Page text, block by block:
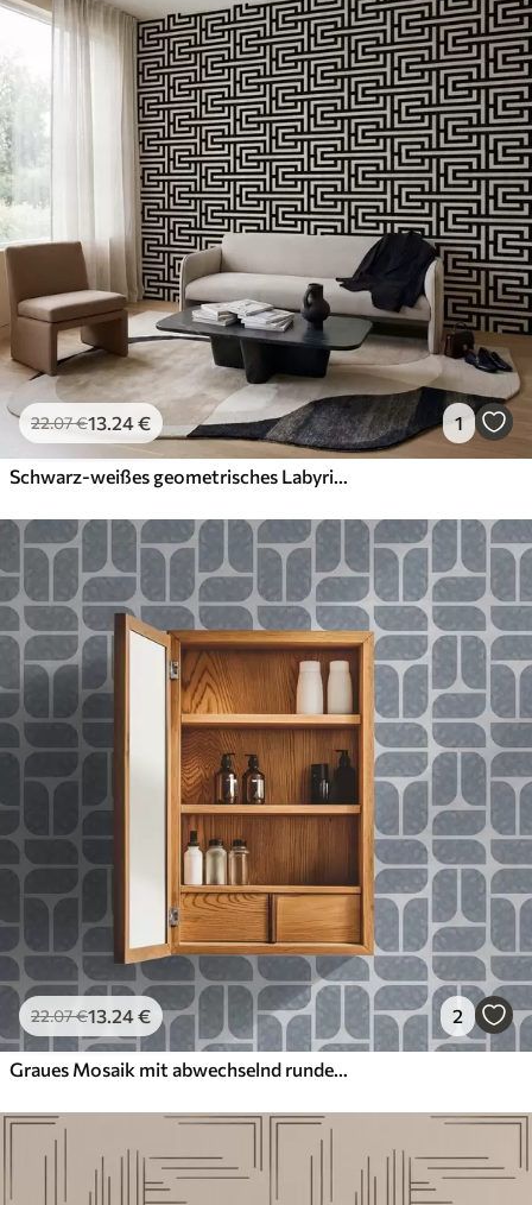
22.07€13.24€ 1
Schwarz-weißes geometrisches Labyrinthmuster
22.07€13.24€ 2
Graues Mosaik mit abwechselnd runden und rechteckigen Formen